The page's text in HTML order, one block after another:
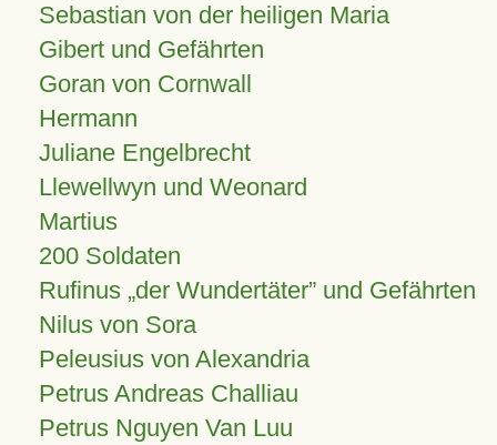
Sebastian von der heiligen Maria
Gibert und Gefährten
Goran von Cornwall
Hermann
Juliane Engelbrecht
Llewellwyn und Weonard
Martius
200 Soldaten
Rufinus „der Wundertäter” und Gefährten
Nilus von Sora
Peleusius von Alexandria
Petrus Andreas Challiau
Petrus Nguyen Van Luu